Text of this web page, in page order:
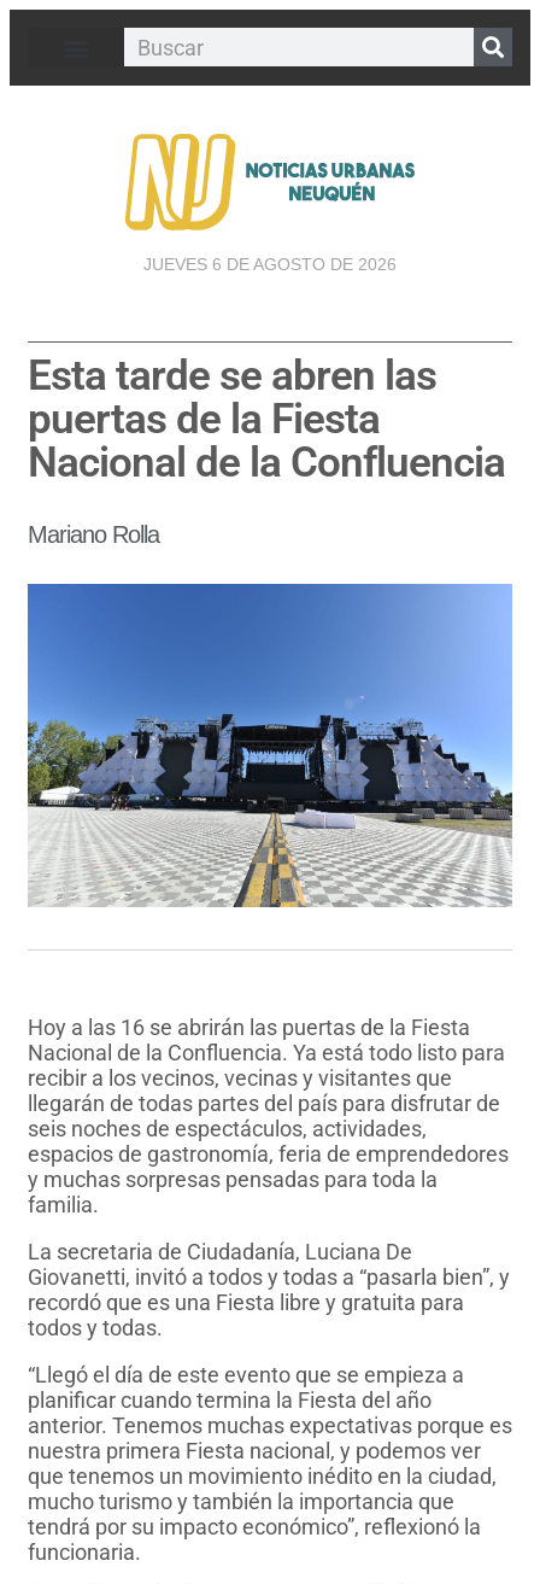
JUEVES 6 DE AGOSTO DE 2026
Esta tarde se abren las
puertas de la Fiesta
Nacional de la Confluencia
Mariano Rolla
Hoy a las 16 se abrirán las puertas de la Fiesta
Nacional de la Confluencia. Ya está todo listo para
recibir a los vecinos, vecinas y visitantes que
llegarán de todas partes del país para disfrutar de
seis noches de espectáculos, actividades,
espacios de gastronomía, feria de emprendedores
y muchas sorpresas pensadas para toda la
familia.
La secretaria de Ciudadanía, Luciana De
Giovanetti, invitó a todos y todas a “pasarla bien”, y
recordó que es una Fiesta libre y gratuita para
todos y todas.
“Llegó el día de este evento que se empieza a
planificar cuando termina la Fiesta del año
anterior. Tenemos muchas expectativas porque es
nuestra primera Fiesta nacional, y podemos ver
que tenemos un movimiento inédito en la ciudad,
mucho turismo y también la importancia que
tendrá por su impacto económico”, reflexionó la
funcionaria.